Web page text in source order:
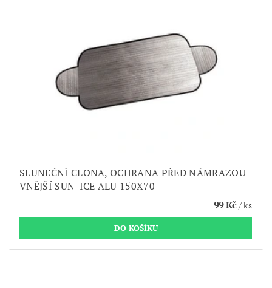
SLUNEČNÍ CLONA, OCHRANA PŘED NÁMRAZOU
VNĚJŠÍ SUN-ICE ALU 150X70
99 Kč/ ks